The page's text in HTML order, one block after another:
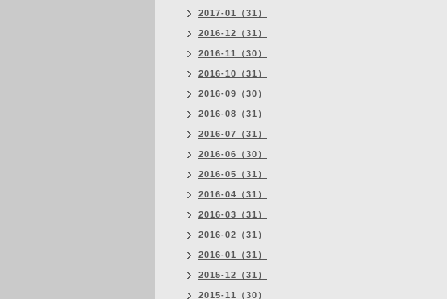
2017-01（31）
2016-12（31）
2016-11（30）
2016-10（31）
2016-09（30）
2016-08（31）
2016-07（31）
2016-06（30）
2016-05（31）
2016-04（31）
2016-03（31）
2016-02（31）
2016-01（31）
2015-12（31）
2015-11（30）